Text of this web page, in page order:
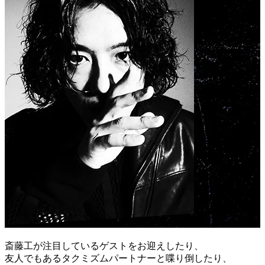
斎藤工が注目しているゲストをお迎えしたり、
友人でもあるタクミズムパートナーと喋り倒したり、